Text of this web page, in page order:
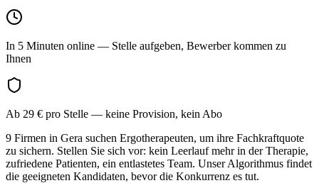
In 5 Minuten online — Stelle aufgeben, Bewerber kommen zu
Ihnen
Ab 29 € pro Stelle — keine Provision, kein Abo
9 Firmen in Gera suchen Ergotherapeuten, um ihre Fachkraftquote
zu sichern. Stellen Sie sich vor: kein Leerlauf mehr in der Therapie,
zufriedene Patienten, ein entlastetes Team. Unser Algorithmus findet
die geeigneten Kandidaten, bevor die Konkurrenz es tut.